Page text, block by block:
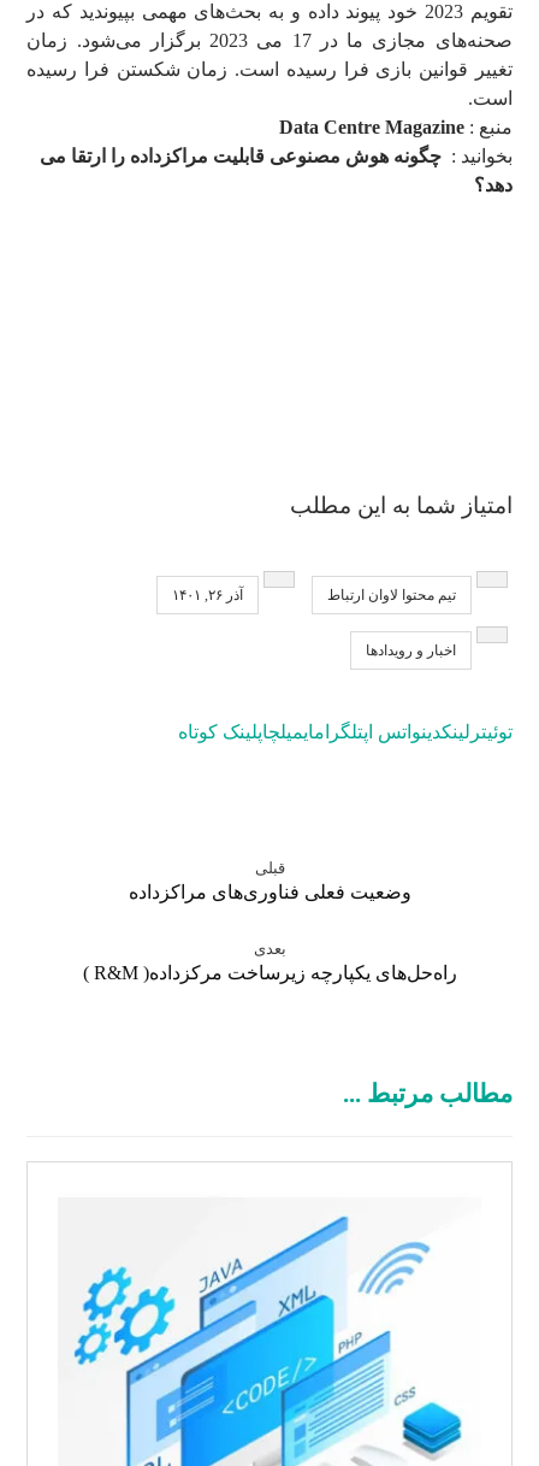
تقویم 2023 خود پیوند داده و به بحث‌های مهمی بپیوندید که در
صحنه‌های مجازی ما در 17 می 2023 برگزار می‌شود. زمان
تغییر قوانین بازی فرا رسیده است. زمان شکستن فرا رسیده
است.
منبع :Data Centre Magazine
بخوانید : چگونه هوش مصنوعی قابلیت مراکزداده را ارتقا می
دهد؟
امتیاز شما به این مطلب
تیم محتوا لاوان ارتباط آذر ۲۶, ۱۴۰۱
اخبار و رویدادها
توئیتر لینکدینواتس اپتلگرامایمیلچاپلینک کوتاه
قبلی
وضعیت فعلی فناوری‌های مراکزداده
بعدی
راه‌حل‌های یکپارچه زیرساخت مرکزداده( R&M )
مطالب مرتبط ...